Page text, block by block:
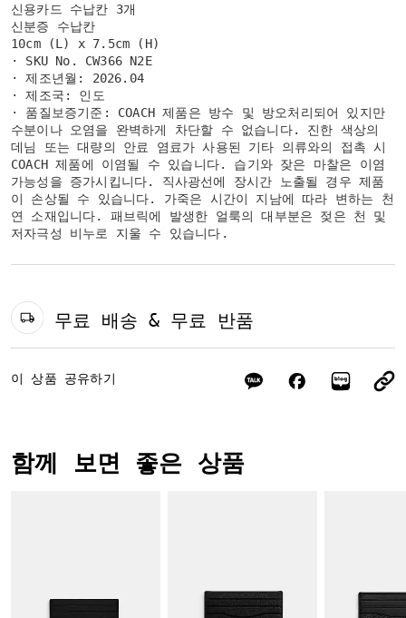
신용카드 수납칸 3개
신분증 수납칸
10cm (L) x 7.5cm (H)
· SKU No. CW366 N2E
· 제조년월: 2026.04
· 제조국: 인도
· 품질보증기준: COACH 제품은 방수 및 방오처리되어 있지만
수분이나 오염을 완벽하게 차단할 수 없습니다. 진한 색상의
데님 또는 대량의 안료 염료가 사용된 기타 의류와의 접촉 시
COACH 제품에 이염될 수 있습니다. 습기와 잦은 마찰은 이염
가능성을 증가시킵니다. 직사광선에 장시간 노출될 경우 제품
이 손상될 수 있습니다. 가죽은 시간이 지남에 따라 변하는 천
연 소재입니다. 패브릭에 발생한 얼룩의 대부분은 젖은 천 및
저자극성 비누로 지울 수 있습니다.
무료 배송 & 무료 반품
이 상품 공유하기
함께 보면 좋은 상품